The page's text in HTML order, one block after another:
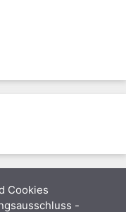
Cookies
-